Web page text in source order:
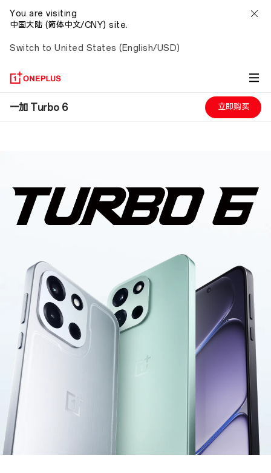
You are visiting
中国大陆 (简体中文/CNY) site.
Switch to United States (English/USD)
一
6
性
航
超
新
星
一加 Turbo 6 立即购买